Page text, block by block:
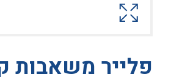
פלייר משאבות